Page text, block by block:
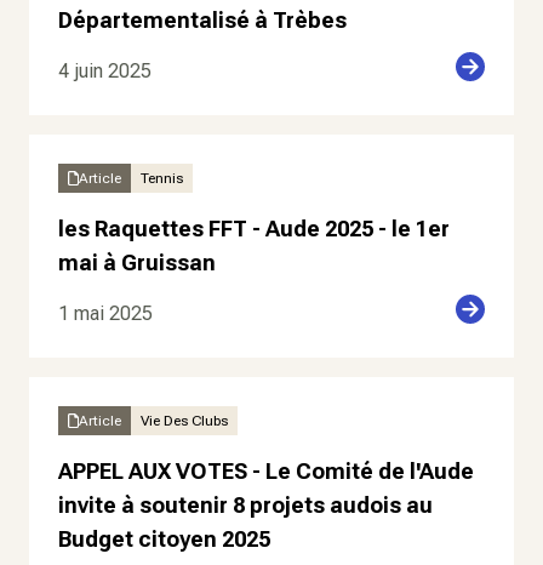
Départementalisé à Trèbes
4 juin 2025
Article Tennis
les Raquettes FFT - Aude 2025 - le 1er
mai à Gruissan
1 mai 2025
Article Vie Des Clubs
APPEL AUX VOTES - Le Comité de l'Aude
invite à soutenir 8 projets audois au
Budget citoyen 2025